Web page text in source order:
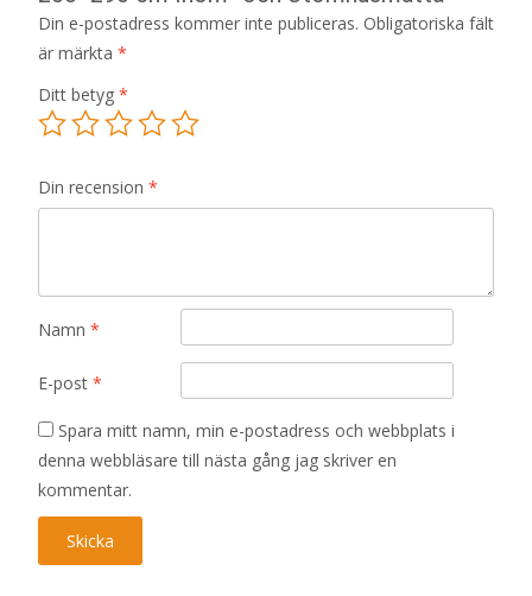
Din e-postadress kommer inte publiceras. Obligatoriska fält
är märkta *
Ditt betyg *
Din recension *
Namn *
E-post *
Spara mitt namn, min e-postadress och webbplats i
denna webbläsare till nästa gång jag skriver en
kommentar.